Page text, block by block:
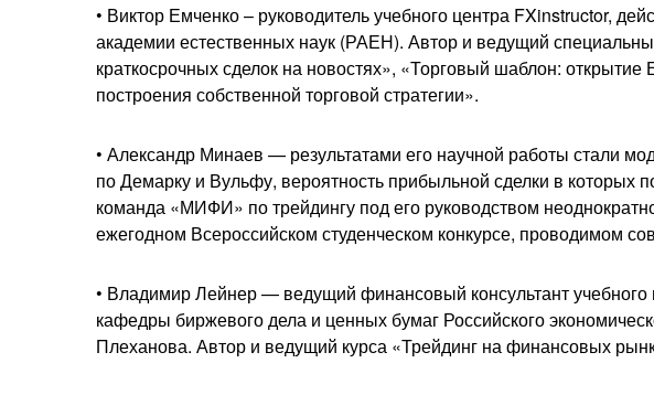
• Виктор Емченко – руководитель учебного центра FXinstructor,
академии естественных наук (РАЕН). Автор и ведущий
краткосрочных сделок на новостях», «Торговый шаблон:
построения собственной торговой стратегии».
• Александр Минаев — результатами его научной работы стали
по Демарку и Вульфу, вероятность прибыльной сделки в которых
команда «МИФИ» по трейдингу под его руководством
ежегодном Всероссийском студенческом конкурсе, проводимом
• Владимир Лейнер — ведущий финансовый консультант учебного
кафедры биржевого дела и ценных бумаг Российского
Плеханова. Автор и ведущий курса «Трейдинг на финансовых